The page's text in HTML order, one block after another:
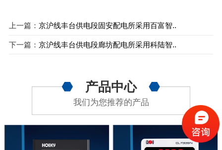
上一篇： 京沪线丰台供电段固安配电所采用百富智..
下一篇： 京沪线丰台供电段廊坊配电所采用科陆智..
产品中心
我们为您推荐的产品